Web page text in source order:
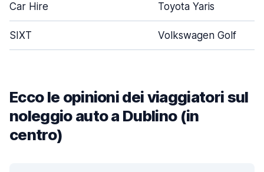
Car Hire Toyota Yaris
SIXT Volkswagen Golf
Ecco le opinioni dei viaggiatori sul
noleggio auto a Dublino (in
centro)